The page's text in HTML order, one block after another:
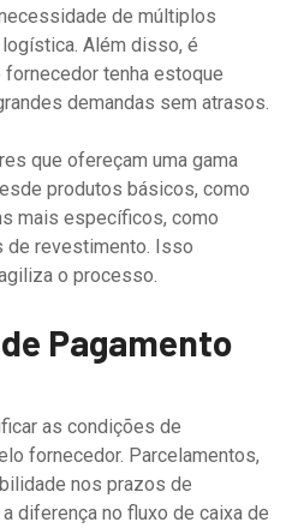
de múltiplos
Além disso, é
tenha estoque
demandas sem atrasos.
que ofereçam uma gama
produtos básicos, como
mais específicos, como
de revestimento. Isso
o processo.
Pagamento
as condições de
fornecedor. Parcelamentos,
nos prazos de
diferença no fluxo de caixa de